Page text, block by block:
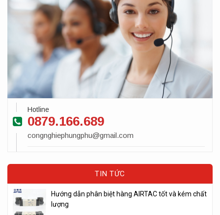
Hotline
0879.166.689
congnghiephungphu@gmail.com
TIN TỨC
Hướng dẫn phân biệt hàng AIRTAC tốt và kém chất
lượng